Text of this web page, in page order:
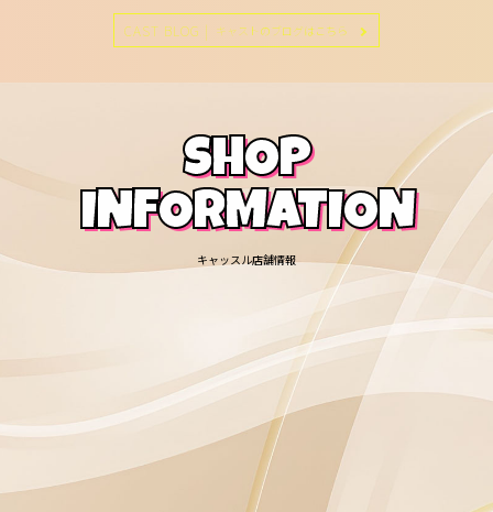
CAST BLOG | キャストのブログはこちら
SHOP
INFORMATION
キャッスル店舗情報